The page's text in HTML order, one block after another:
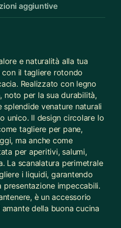
aggiuntive
e naturalità alla tua
il tagliere rotondo
Realizzato con legno
noto per la sua durabilità,
splendide venature naturali
unico. Il design circolare lo
tagliere per pane,
ma anche come
per aperitivi, salumi,
La scanalatura perimetrale
i liquidi, garantendo
presentazione impeccabili.
è un accessorio
della buona cucina